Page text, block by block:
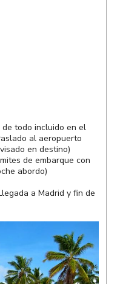
todo incluido en el
al aeropuerto
en destino)
de embarque con
abordo)
a Madrid y fin de